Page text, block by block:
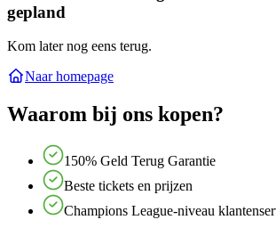
gepland
Kom later nog eens terug.
Naar homepage
Waarom bij ons kopen?
150% Geld Terug Garantie
Beste tickets en prijzen
Champions League-niveau